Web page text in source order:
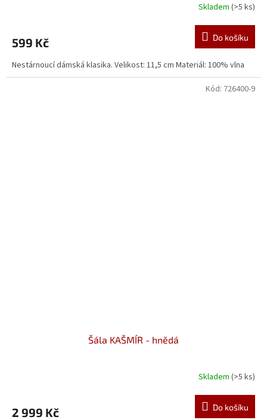
Skladem (>5 ks)
599 Kč Do košíku
Nestárnoucí dámská klasika. Velikost: 11,5 cm Materiál: 100% vlna
Šála KAŠMÍR - hnědá
je
Skladem(>5 ks)
2 999 Kč Do košíku
Kód: 726400-9